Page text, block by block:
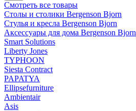
Смотреть все товары
Столы и столики Bergenson Bjorn
Стулья и кресла Bergenson Bjorn
Аксессуары для дома Bergenson Bjorn
Smart Solutions
Liberty Jones
TYPHOON
Siesta Contract
PAPATYA
Ellipsefurniture
Ambientair
Asis